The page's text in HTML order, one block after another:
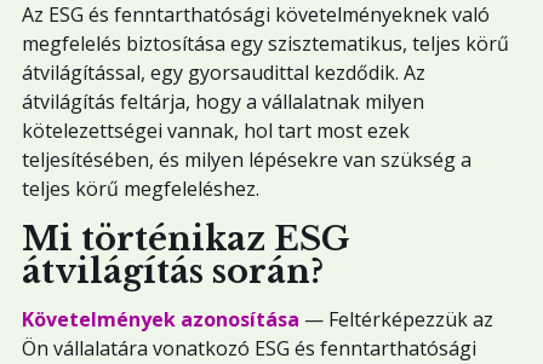
Az ESG és fenntarthatósági követelményeknek való
megfelelés biztosítása egy szisztematikus, teljes körű
átvilágítással, egy gyorsaudittal kezdődik. Az
átvilágítás feltárja, hogy a vállalatnak milyen
kötelezettségei vannak, hol tart most ezek
teljesítésében, és milyen lépésekre van szükség a
teljes körű megfeleléshez.
Mi történikaz ESG
átvilágítás során?
Követelmények azonosítása — Feltérképezzük az
Ön vállalatára vonatkozó ESG és fenntarthatósági